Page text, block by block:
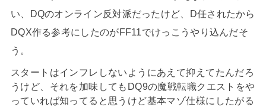
い、DQのオンライン反対派だったけど、D任されたから
DQX作る参考にしたのがFF11でけっこうやり込んだそ
う。
スタートはインフレしないようにあえて抑えてたんだろ
うけど、それを加味してもDQ9の魔戦転職クエストをや
っていれば知ってると思うけど基本マゾ仕様にしたがる